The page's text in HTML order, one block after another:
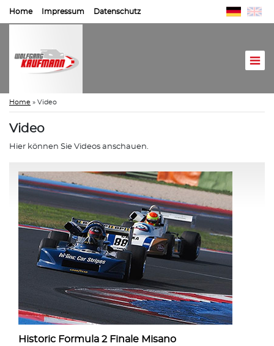
Home Impressum Datenschutz
Home » Video
Video
Hier können Sie Videos anschauen.
Historic Formula 2 Finale Misano